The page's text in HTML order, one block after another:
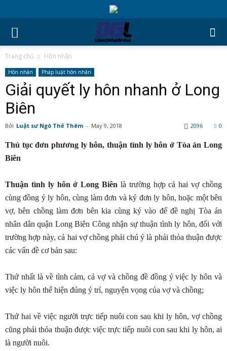
Trang chủ Hôn nhân
Hôn nhân Pháp luật hôn nhân
Giải quyết ly hôn nhanh ở Long
Biên
Bởi Luật sư Ngô Thế Thêm - May 9, 2018 0
2096
Thủ tục đơn phương ly hôn, thuận tình ly hôn ở Tòa án Long
Biên
Thuận tình ly hôn ở Long Biên là trường hợp cả hai vợ chồng
cùng đồng ý ly hôn, cùng làm đơn và ký đơn ly hôn, hoặc một bên
vợ, bên chồng làm đơn bên kia cùng ký vào để đề nghị Tòa án
nhân dân quận Long Biên Công nhận sự thuận tình ly hôn, đối với
trường hợp này, cả hai vợ chồng phải chú ý là phải thỏa thuận được
các vấn đề cơ bản sau:
Thứ nhất là về tình cảm, cả vợ và chồng đề đồng ý việc ly hôn và
việc ly hôn thể hiện đúng ý trí, nguyện vọng của vợ và chồng;
Thứ hai về việc người trực tiếp nuôi con sau khi ly hôn, vợ chồng
cũng phải thỏa thuận được việc trực tiếp nuôi con sau khi ly hôn, ai
là người nuôi.